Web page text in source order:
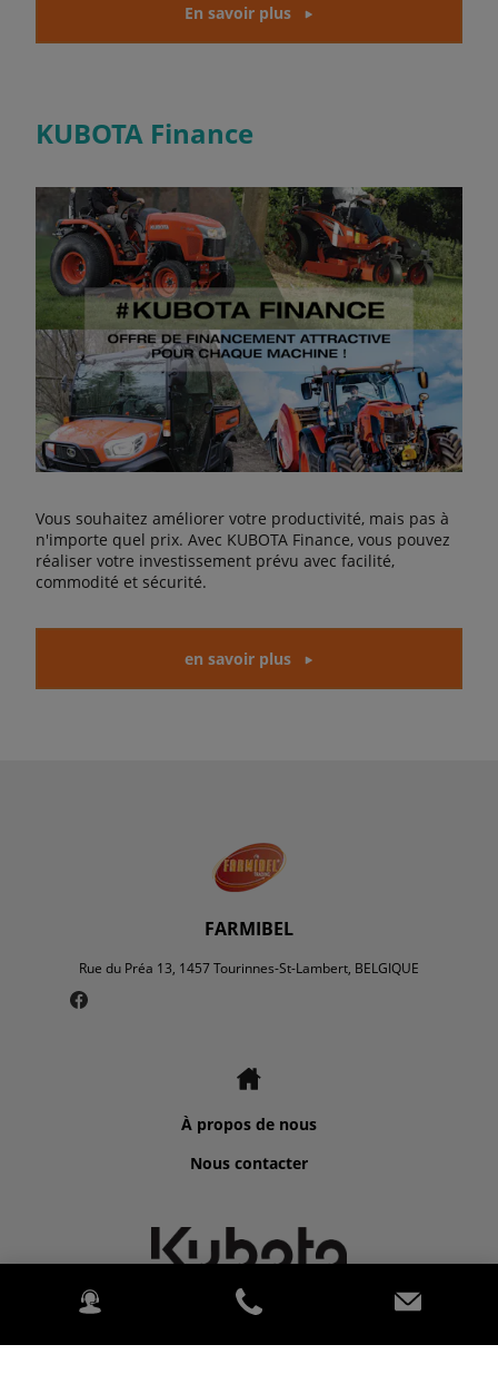
En savoir plus
KUBOTA Finance
Vous souhaitez améliorer votre productivité, mais pas à
n'importe quel prix. Avec KUBOTA Finance, vous pouvez
réaliser votre investissement prévu avec facilité,
commodité et sécurité.
en savoir plus
FARMIBEL
Rue du Préa 13, 1457 Tourinnes-St-Lambert, BELGIQUE
À propos de nous
Nous contacter